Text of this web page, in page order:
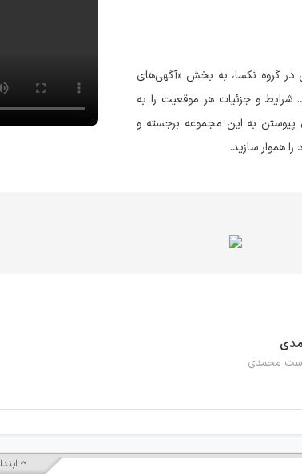
گروه نکسا، به بخش «آگهی‌های
و جزئیات هر موقعیت را به
پیوستن به این مجموعه برجسته و
هموار سازید.
محمدی